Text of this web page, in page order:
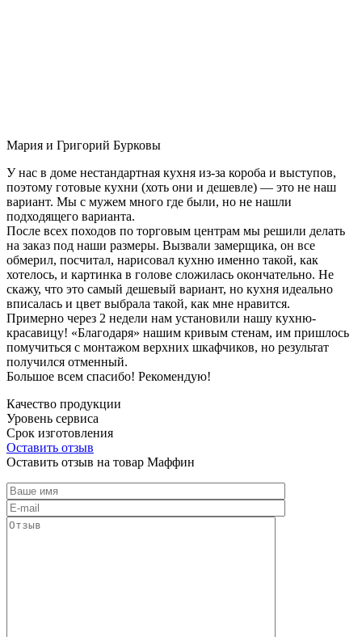
Мария и Григорий Бурковы
У нас в доме нестандартная кухня из-за короба и выступов,
поэтому готовые кухни (хоть они и дешевле) — это не наш
вариант. Мы с мужем много где были, но не нашли
подходящего варианта.
После всех походов по торговым центрам мы решили делать
на заказ под наши размеры. Вызвали замерщика, он все
обмерил, посчитал, нарисовал кухню именно такой, как
хотелось, и картинка в голове сложилась окончательно. Не
скажу, что это самый дешевый вариант, но кухня идеально
вписалась и цвет выбрала такой, как мне нравится.
Примерно через 2 недели нам установили нашу кухню-
красавицу! «Благодаря» нашим кривым стенам, им пришлось
помучиться с монтажом верхних шкафчиков, но результат
получился отменный.
Большое всем спасибо! Рекомендую!
Качество продукции
Уровень сервиса
Срок изготовления
Оставить отзыв
Оставить отзыв на товар Маффин